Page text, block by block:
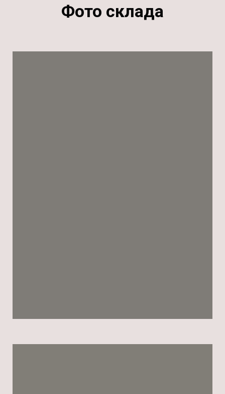
Фото склада